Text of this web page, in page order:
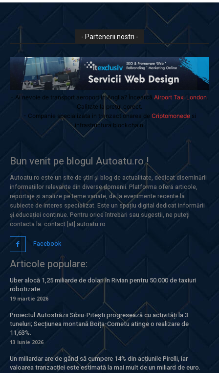
- Partenerii nostri -
- Ai nevoie de transport aeroport in Anglia? Încearcă Airport Taxi London
Calitate la prețul corect.
- Companie specializata in tranzactionarea de Criptomonedesi
infrastructura blockchain.
Bun venit pe blogul Autoatu.ro !
Autoatu.ro este un site de știri și blog de actualitate, dedicat diseminării
informațiilor relevante din diverse domenii. Platforma oferă articole,
reportaje și analize pe teme variate, de la evenimente recente la
subiecte de interes specializat. Este un spațiu digital dedicat informării
și educației continue. Pentru orice întrebări sau sugestii, ne puteți
contacta la: contact [at] autoatu.ro
Facebook
Articole populare:
Uber alocă 1,25 miliarde de dolari în Rivian pentru 50.000 de taxiuri
robotizate
19 martie 2026
Proiectul Autostrăzii Sibiu-Pitești progresează cu activități la 3
tuneluri; Secțiunea montană Boița-Cornetu atinge o realizare de
11,63%.
13 iunie 2026
Un miliardar are de gând să cumpere 14% din acțiunile Pirelli, iar
valoarea tranzacției este estimată la mai mult de un miliard de euro.